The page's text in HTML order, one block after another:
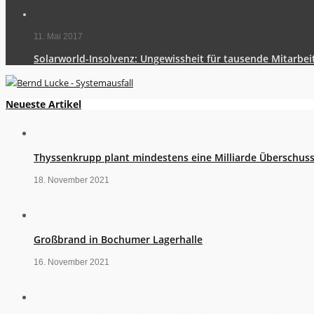
11. Mai 2017
Solarworld-Insolvenz: Ungewissheit für tausende
Neueste Artikel
Thyssenkrupp plant mindestens eine Milliarde Überschuss
18. November 2021
Großbrand in Bochumer Lagerhalle
16. November 2021